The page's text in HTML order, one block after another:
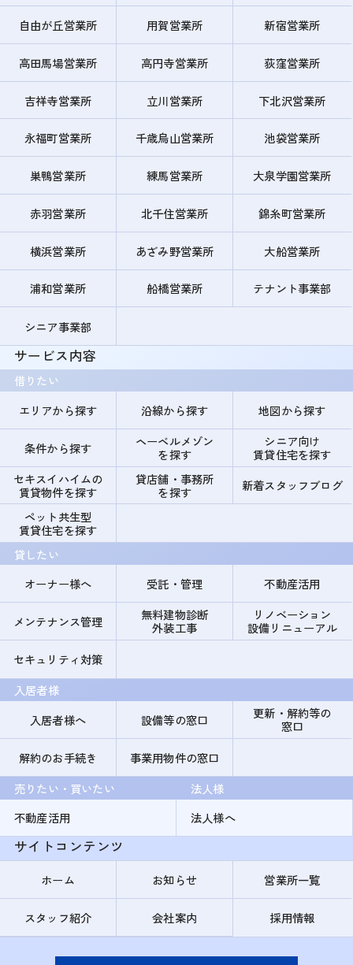
自由が丘営業所 用賀営業所 新宿営業所
高田馬場営業所 高円寺営業所 荻窪営業所
吉祥寺営業所 立川営業所 下北沢営業所
永福町営業所 千歳烏山営業所 池袋営業所
巣鴨営業所 練馬営業所 大泉学園営業所
赤羽営業所 北千住営業所 錦糸町営業所
横浜営業所 あざみ野営業所 大船営業所
浦和営業所 船橋営業所 テナント事業部
シニア事業部
サービス内容
借りたい
エリアから探す
沿線から探す 地図から探す
条件から探す
ヘーベルメゾン
を探す
シニア向け
賃貸住宅を探す
セキスイハイムの
賃貸物件を探す
貸店舗・事務所
を探す
新着スタッフブログ
ペット共生型
賃貸住宅を探す
貸したい
オーナー様へ
受託・管理 不動産活用
メンテナンス管理
無料建物診断
外装工事
リノベーション
設備リニューアル
セキュリティ対策
入居者様
入居者様へ
設備等の窓口
更新・解約等の
窓口
解約のお手続き
事業用物件の窓口
売りたい・買いたい
不動産活用
法人様
法人様へ
サイトコンテンツ
ホーム お知らせ 営業所一覧
スタッフ紹介 会社案内 採用情報